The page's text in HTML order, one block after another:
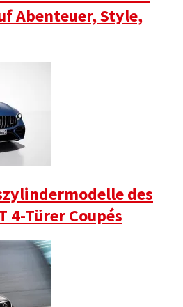
Abenteuer, Style,
des
4-Türer Coupés